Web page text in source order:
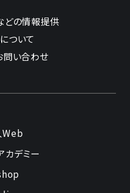
どの情報提供
ついて
問い合わせ
Web
カデミー